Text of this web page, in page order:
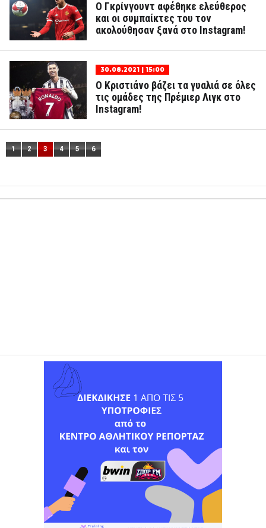
Ο Γκρίνγουντ αφέθηκε ελεύθερος
και οι συμπαίκτες του τον
ακολούθησαν ξανά στο Instagram!
30.08.2021 | 15:00
Ο Κριστιάνο βάζει τα γυαλιά σε όλες
τις ομάδες της Πρέμιερ Λιγκ στο
Instagram!
1 2 3 4 5 6